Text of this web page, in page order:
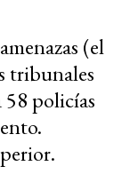
(el
tribunales
policías